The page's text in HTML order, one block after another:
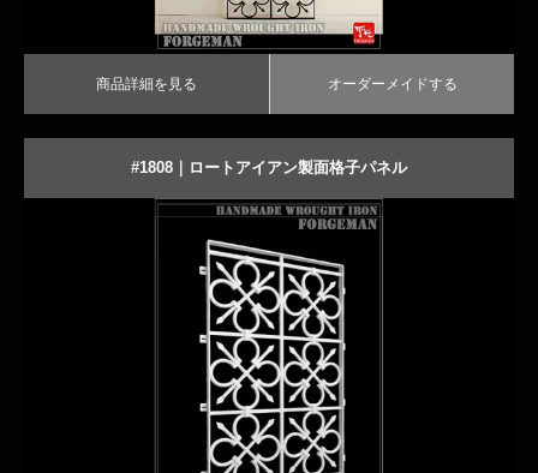
商品詳細を見る オーダーメイドする
#1808｜ロートアイアン製面格子パネル
オーダーメイドする